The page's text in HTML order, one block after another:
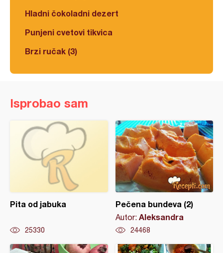
Hladni čokoladni dezert
Punjeni cvetovi tikvica
Brzi ručak (3)
Isprobao sam
Pita od jabuka
25330
Pečena bundeva (2)
Autor: Aleksandra
24468